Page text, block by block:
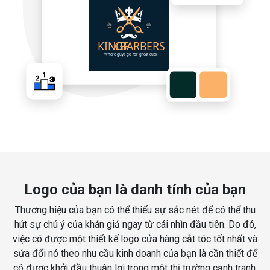
Logo của bạn là danh tính của bạn
Thương hiệu của bạn có thể thiếu sự sắc nét để có thể thu
hút sự chú ý của khán giả ngay từ cái nhìn đầu tiên. Do đó,
việc có được một thiết kế logo cửa hàng cắt tóc tốt nhất và
sửa đổi nó theo nhu cầu kinh doanh của bạn là cần thiết để